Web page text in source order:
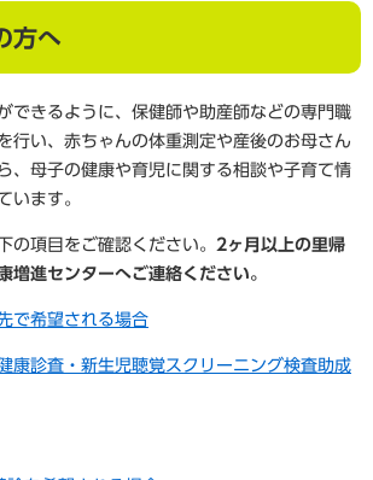
方へ
できるように、保健師や助産師などの専門職
行い、赤ちゃんの体重測定や産後のお母さん
、母子の健康や育児に関する相談や子育て情
います。
の項目をご確認ください。 2ヶ月以上の里帰
増進センターへご連絡ください。
で希望される場合
康診査・新生児聴覚スクリーニング検査助成